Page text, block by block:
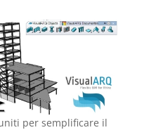
per semplificare il